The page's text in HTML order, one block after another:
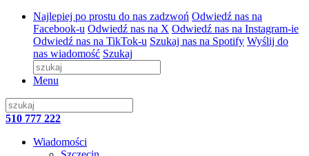
Najlepiej po prostu do nas zadzwoń Odwiedź nas na
Facebook-u Odwiedź nas na X Odwiedź nas na Instagram-ie
Odwiedź nas na TikTok-u Szukaj nas na Spotify Wyślij do
nas wiadomość Szukaj
Menu
510 777 222
Wiadomości